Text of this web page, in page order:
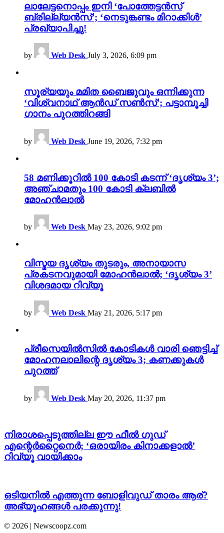
ലാലേട്ടനൊപ്പം ഇനി ‘പോത്തേട്ടൻസ്
ബ്രില്ല്യൻസ്’; ‘നെടുങ്കണ്ടം മിറാക്കിൾ’
പ്രഖ്യാപിച്ചു!
by Web Desk July 3, 2026, 6:09 pm
സൂര്യയും മമിത ബൈജുവും ഒന്നിക്കുന്ന
‘വിശ്വനാഥ് ആൻഡ് സൺസ്’; പട്ടാമ്പൂച്ചി
ഗാനം പുറത്തിറങ്ങി
by Web Desk June 19, 2026, 7:32 pm
58 മണിക്കൂറിൽ 100 കോടി കടന്ന് ‘ദൃശ്യം 3’;
അഞ്ചാമതും 100 കോടി ക്ലബിൽ
മോഹൻലാൽ
by Web Desk May 23, 2026, 9:02 pm
വിസ്മയ ദൃശ്യം തുടരും, അനായാസ
പ്രകടനവുമായി മോഹൻലാൽ; ‘ദൃശ്യം 3’
വിശദമായ റിവ്യൂ
by Web Desk May 21, 2026, 5:17 pm
പ്രീസെയിൽസിൽ കോടികൾ വാരി ഞെട്ടിച്ച്
മോഹനലാലിന്റെ ദൃശ്യം 3; കണക്കുകൾ
പുറത്ത്
by Web Desk May 20, 2026, 11:37 pm
നിരാശപ്പെടുത്തില്ല ഈ ഫീൽ ഗുഡ്
എന്റെർറ്റൈനെർ; ‘ഒരായിരം കിനാക്കളാൽ’
റിവ്യൂ വായിക്കാം
ഒടിയനിൽ എത്തുന്ന ബോളിവുഡ് താരം ആര്?
അഭ്യൂഹങ്ങൾ പരക്കുന്നു!
© 2026 | Newscoopz.com